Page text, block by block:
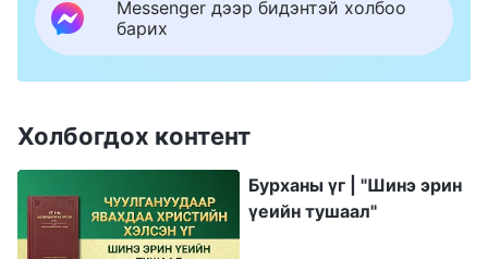
Messenger дээр бидэнтэй холбоо
барих
Холбогдох контент
Бурханы үг | "Шинэ эрин
үеийн тушаал"